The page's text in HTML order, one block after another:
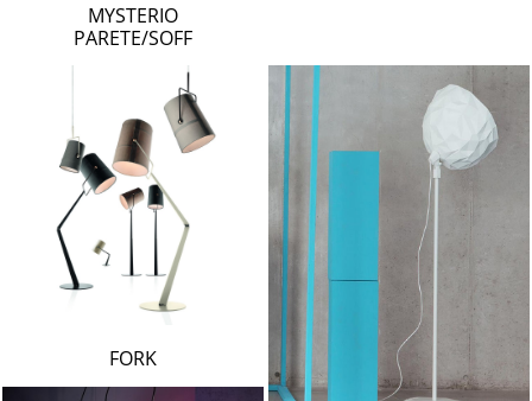
MYSTERIO
PARETE/SOFF
FORK